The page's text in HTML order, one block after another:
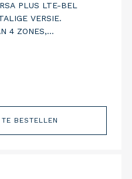
PLUS LTE-BEL
VERSIE.
4 ZONES,
EN 4G GSM
BESTELLEN